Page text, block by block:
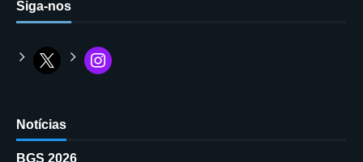
Siga-nos
Notícias
BGS 2026